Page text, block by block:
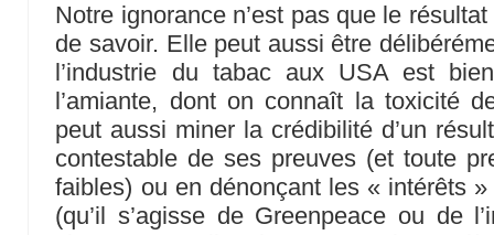
Notre ignorance n’est pas que le
de savoir. Elle peut aussi être
l’industrie du tabac aux USA est
l’amiante, dont on connaît la toxicité
peut aussi miner la crédibilité d’un
contestable de ses preuves (et toute
faibles) ou en dénonçant les « intérêts
(qu’il s’agisse de Greenpeace ou de